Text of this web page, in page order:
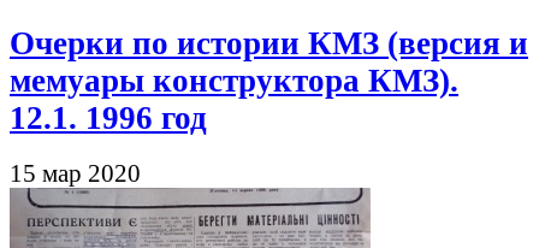
Очерки по истории КМЗ (версия и
мемуары конструктора КМЗ).
12.1. 1996 год
15 мар 2020